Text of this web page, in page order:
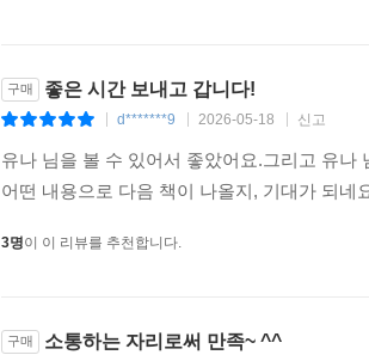
구매 좋은 시간 보내고 갑니다!
d*******9 2026-05-18 신고
유나 님을 볼 수 있어서 좋았어요.그리고 유
어떤 내용으로 다음 책이 나올지, 기대가 되
3명이 이 리뷰를 추천합니다.
구매 소통하는 자리로써 만족~ ^^